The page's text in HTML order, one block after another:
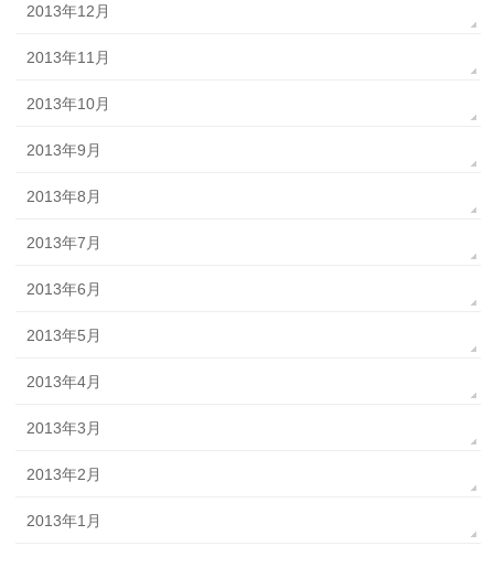
2013年12月
2013年11月
2013年10月
2013年9月
2013年8月
2013年7月
2013年6月
2013年5月
2013年4月
2013年3月
2013年2月
2013年1月